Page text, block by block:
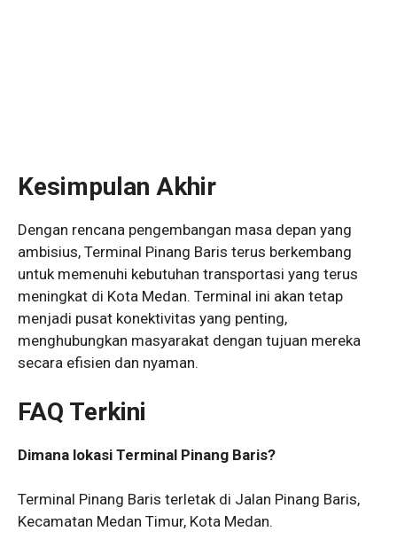
Kesimpulan Akhir
Dengan rencana pengembangan masa depan yang
ambisius, Terminal Pinang Baris terus berkembang
untuk memenuhi kebutuhan transportasi yang terus
meningkat di Kota Medan. Terminal ini akan tetap
menjadi pusat konektivitas yang penting,
menghubungkan masyarakat dengan tujuan mereka
secara efisien dan nyaman.
FAQ Terkini
Dimana lokasi Terminal Pinang Baris?
Terminal Pinang Baris terletak di Jalan Pinang Baris,
Kecamatan Medan Timur, Kota Medan.